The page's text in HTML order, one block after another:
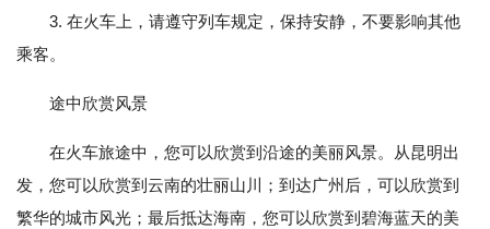
3. 在火车上，请遵守列车规定，保持安静，不要影响其他
乘客。
途中欣赏风景
在火车旅途中，您可以欣赏到沿途的美丽风景。从昆明出
发，您可以欣赏到云南的壮丽山川；到达广州后，可以欣赏到
繁华的城市风光；最后抵达海南，您可以欣赏到碧海蓝天的美